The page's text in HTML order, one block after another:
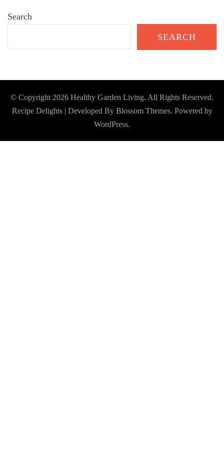
Search
SEARCH
© Copyright 2026 Healthy Garden Living. All Rights Reserved.
Recipe Delights | Developed By Blossom Themes. Powered by
WordPress.